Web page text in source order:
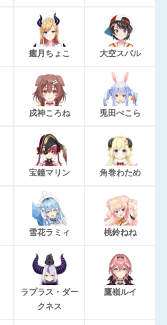
癒月ちょこ 大空スバル
戌神ころね 兎田ぺこら
宝鐘マリン 角巻わため
雪花ラミィ 桃鈴ねね
ラプラス・ダー
クネス
鷹嶺ルイ